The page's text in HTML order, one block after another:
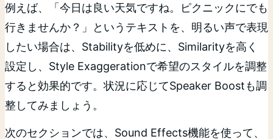
例えば、「今日は良い天気ですね。ピクニックにでも
行きませんか？」というテキストを、明るい声で表現
したい場合は、Stabilityを低めに、Similarityを高く
設定し、Style Exaggerationで希望のスタイルを調整
すると効果的です。状況に応じてSpeaker Boostも調
整してみましょう。
次のセクションでは、Sound Effects機能を使って、